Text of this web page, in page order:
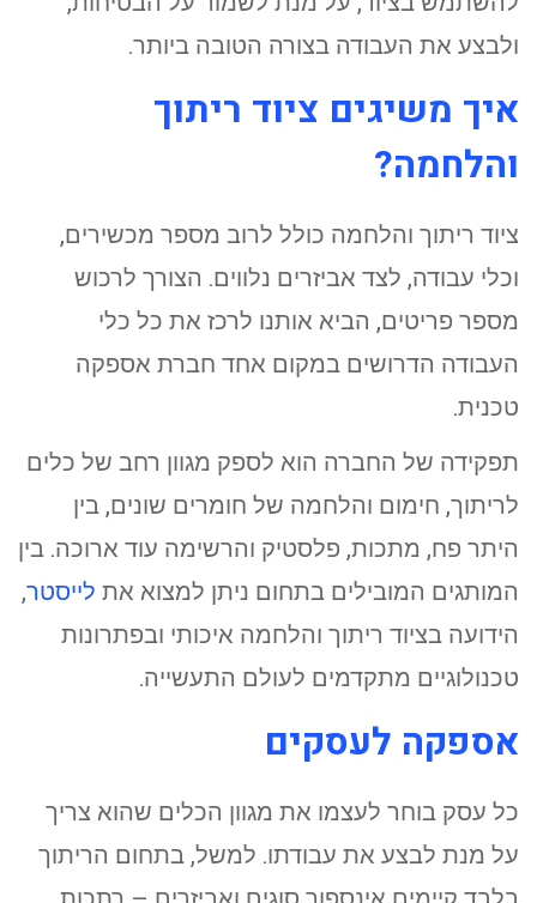
ולבצע את העבודה בצורה הטובה ביותר.
איך משיגים ציוד ריתוך
והלחמה?
ציוד ריתוך והלחמה כולל לרוב מספר מכשירים,
וכלי עבודה, לצד אביזרים נלווים. הצורך לרכוש
מספר פריטים, הביא אותנו לרכז את כל כלי
העבודה הדרושים במקום אחד חברת אספקה
טכנית.
תפקידה של החברה הוא לספק מגוון רחב של כלים
לריתוך, חימום והלחמה של חומרים שונים, בין
היתר פח, מתכות, פלסטיק והרשימה עוד ארוכה. בין
המותגים המובילים בתחום ניתן למצוא את לייסטר,
הידועה בציוד ריתוך והלחמה איכותי ובפתרונות
טכנולוגיים מתקדמים לעולם התעשייה.
אספקה לעסקים
כל עסק בוחר לעצמו את מגוון הכלים שהוא צריך
על מנת לבצע את עבודתו. למשל, בתחום הריתוך